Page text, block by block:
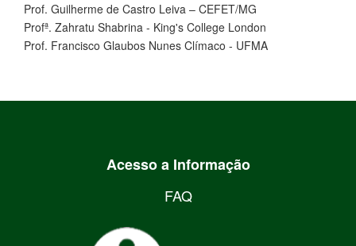
Prof. Guilherme de Castro Leiva – CEFET/MG
Profª. Zahratu Shabrina - King's College London
Prof. Francisco Glaubos Nunes Clímaco - UFMA
Acesso a Informação
FAQ